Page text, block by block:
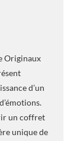
Originaux
d’un
un coffret
unique de